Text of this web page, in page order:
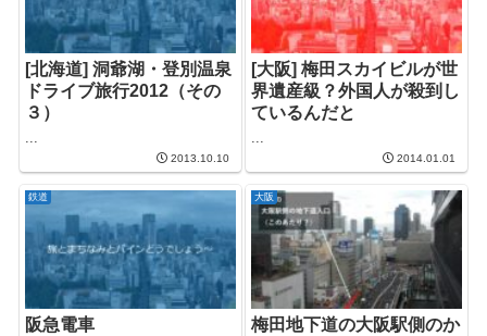
[北海道] 洞爺湖・登別温泉
ドライブ旅行2012（その
３）
...
2013.10.10
[大阪] 梅田スカイビルが世
界遺産級？外国人が殺到し
ているんだと
...
2014.01.01
鉄道
阪急電車
大阪
梅田地下道の大阪駅側のか